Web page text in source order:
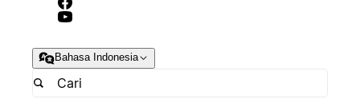
Bahasa Indonesia